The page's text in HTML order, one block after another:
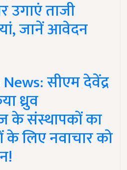
उगाएं ताजी
जानें आवेदन
सीएम देवेंद्र
ध्रुव
के संस्थापकों का
के लिए नवाचार को